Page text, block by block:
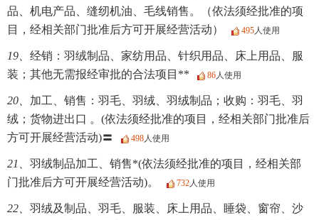
品、机电产品、缝纫机油、毛线销售。（依法须经批准的项
目，经相关部门批准后方可开展经营活动）
495人使用
19、 经销：羽绒制品、家纺用品、针织用品、床上用品、服
装；其他无需报经审批的合法项目**
86人使用
20、 加工、销售：羽毛、羽绒、羽绒制品；收购：羽毛、羽
绒；货物进出口 。(依法须经批准的项目，经相关部门批准后
方可开展经营活动)〓
498人使用
21、 羽绒制品加工、销售*(依法须经批准的项目，经相关部
门批准后方可开展经营活动)。
732人使用
22、 羽绒及制品、羽毛、服装、床上用品、睡袋、窗帘、沙